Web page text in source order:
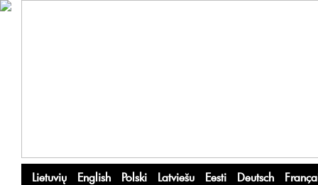
Lietuvių English Polski Latviešu Eesti Deutsch